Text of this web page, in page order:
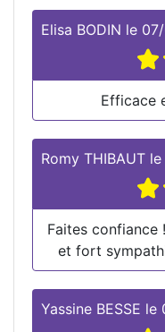
Elisa BODIN le
Efficace
Romy THIBAUT le
Faites confiance
et fort
Yassine BESSE le